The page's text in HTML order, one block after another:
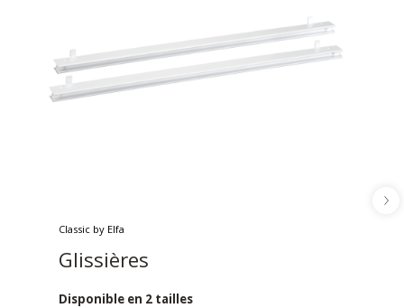
Classic by Elfa
Glissières
Disponible en 2 tailles